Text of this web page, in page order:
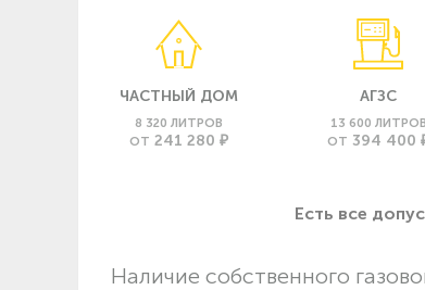
ЧАСТНЫЙ ДОМ
8 320 ЛИТРОВ
ОТ 241 280 ₽
АГЗС
13 600 ЛИТРОВ
ОТ 394 400
Есть все
Наличие собственного